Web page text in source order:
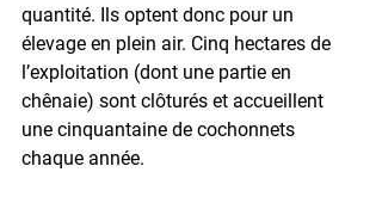
quantité. Ils optent donc pour un
élevage en plein air. Cinq hectares de
l’exploitation (dont une partie en
chênaie) sont clôturés et accueillent
une cinquantaine de cochonnets
chaque année.